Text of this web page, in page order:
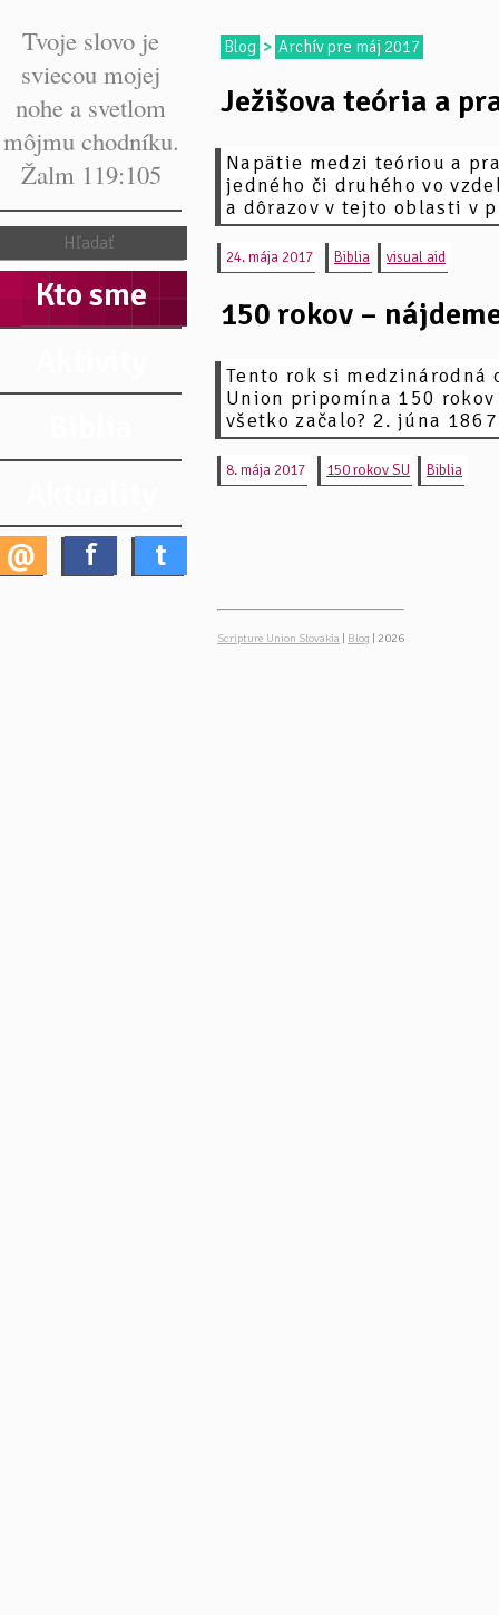
Tvoje slovo je
sviecou mojej
nohe a svetlom
môjmu chodníku.
Žalm 119:105
Kto sme
@ f t
Blog > Archív pre máj 2017
Ježišova teória a
Napätie medzi teóriou a
jedného či druhého vo
a dôrazov v tejto oblasti v
24. mája 2017 Biblia visual aid
150 rokov –
Tento rok si medzinárodná
Union pripomína 150
všetko začalo? 2. júna
8. mája 2017 150 rokov SU Biblia
Scripture Union Slovakia Blog | 2026